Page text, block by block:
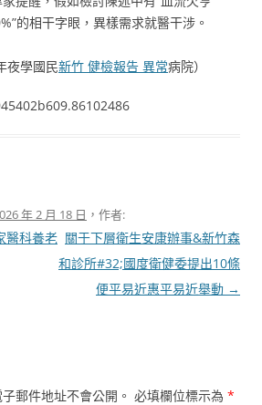
的相干字眼，異樣需求就醫干涉。
夜學國民新竹 健檢報告 異常病院）
年 2 月 18 日 ，作者:
醫科養老 關于下層衛生安康辦事&新竹森
和診所#32;國度衛健委提出10條
便平易近惠平易近舉動 →
郵件地址不會公開。 必填欄位標示為 *